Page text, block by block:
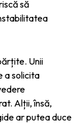
să
Unii
a solicita
Alții, însă,
ar putea duce